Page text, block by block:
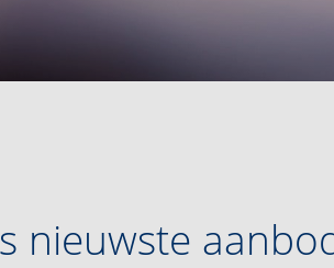
nieuwste